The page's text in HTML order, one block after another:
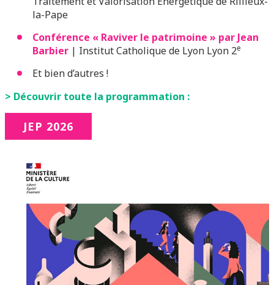
la-Pape
Conférence « Raviver le patrimoine » par Jean
Barbier | Institut Catholique de Lyon Lyon 2e
Et bien d’autres !
> Découvrir toute la programmation :
JEP 2026